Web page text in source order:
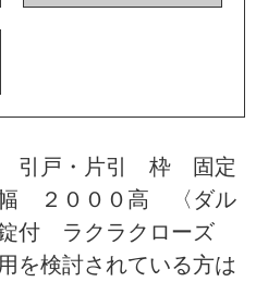
引戸・片引 枠 固定
２０００高 〈ダル
付 ラクラクローズ
を検討されている方は